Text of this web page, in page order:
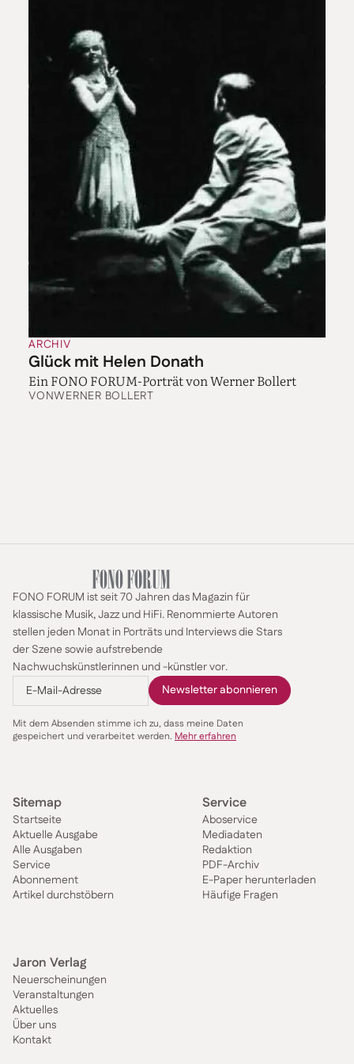
ARCHIV
Glück mit Helen Donath
Ein FONO FORUM-Porträt von Werner Bollert
VONWERNER BOLLERT
FONO FORUM ist seit 70 Jahren das Magazin für
klassische Musik, Jazz und HiFi. Renommierte Autoren
stellen jeden Monat in Porträts und Interviews die Stars
der Szene sowie aufstrebende
Nachwuchskünstlerinnen und -künstler vor.
Mit dem Absenden stimme ich zu, dass meine Daten
gespeichert und verarbeitet werden. Mehr erfahren
Sitemap
Startseite
Aktuelle Ausgabe
Alle Ausgaben
Service
Abonnement
Artikel durchstöbern
Service
Aboservice
Mediadaten
Redaktion
PDF-Archiv
E-Paper herunterladen
Häufige Fragen
Jaron Verlag
Neuerscheinungen
Veranstaltungen
Aktuelles
Über uns
Kontakt